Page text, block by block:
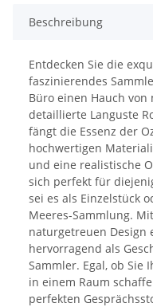
Beschreibung
Entdecken Sie die
faszinierendes
Büro einen Hauch
detaillierte Languste
fängt die Essenz der
hochwertigen
und eine realistische
sich perfekt für
sei es als Einzelstück
Meeres-Sammlung.
naturgetreuen Design
hervorragend als
Sammler. Egal, ob Sie
in einem Raum
perfekten